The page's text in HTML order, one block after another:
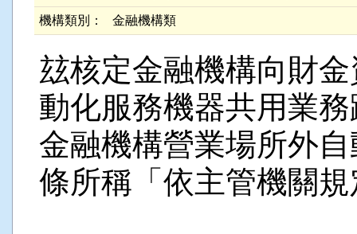
機構類別： 金融機構類
玆核定金融機構向財
動化服務機器共用業
金融機構營業場所外
條所稱「依主管機關